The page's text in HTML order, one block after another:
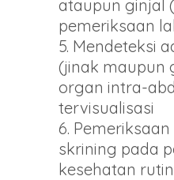
ataupun ginjal
pemeriksaan
Mendeteksi
(jinak maupun
organ intra-
tervisualisasi
skrining pada
kesehatan rutin